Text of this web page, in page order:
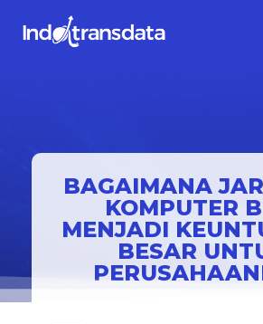
BAGAIMANA
KOMPUTER
MENJADI
BESAR